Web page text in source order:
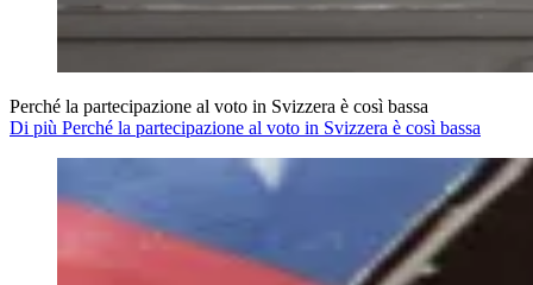
Perché la partecipazione al voto in Svizzera è così bassa
Di più Perché la partecipazione al voto in Svizzera è così bassa